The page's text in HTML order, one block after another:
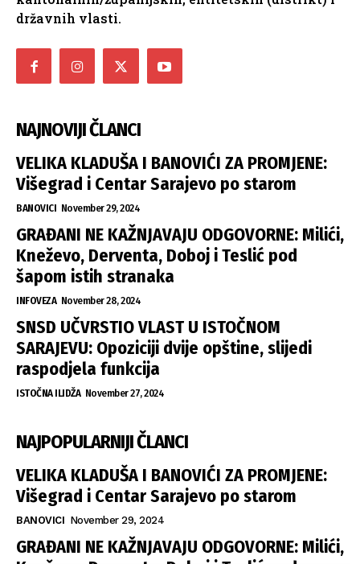
državnih vlasti.
NAJNOVIJI ČLANCI
VELIKA KLADUŠA I BANOVIĆI ZA PROMJENE:
Višegrad i Centar Sarajevo po starom
BANOVICI November 29, 2024
GRAĐANI NE KAŽNJAVAJU ODGOVORNE: Milići,
Kneževo, Derventa, Doboj i Teslić pod
šapom istih stranaka
INFOVEZA November 28, 2024
SNSD UČVRSTIO VLAST U ISTOČNOM
SARAJEVU: Opoziciji dvije opštine, slijedi
raspodjela funkcija
ISTOČNA ILIDŽA November 27, 2024
NAJPOPULARNIJI ČLANCI
VELIKA KLADUŠA I BANOVIĆI ZA PROMJENE:
Višegrad i Centar Sarajevo po starom
BANOVICI November 29, 2024
GRAĐANI NE KAŽNJAVAJU ODGOVORNE: Milići,